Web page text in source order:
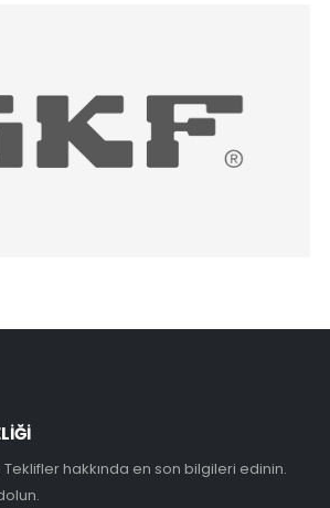
Teklifler hakkında en son bilgileri edinin.